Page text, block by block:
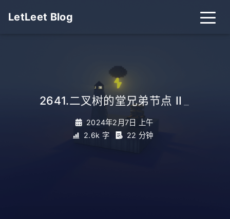
LetLeet Blog
2641.二叉树的堂兄弟节点 II
2024年2月7日 上午
2.6k 字
22 分钟